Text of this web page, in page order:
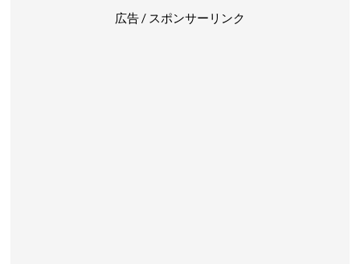
広告 / スポンサーリンク